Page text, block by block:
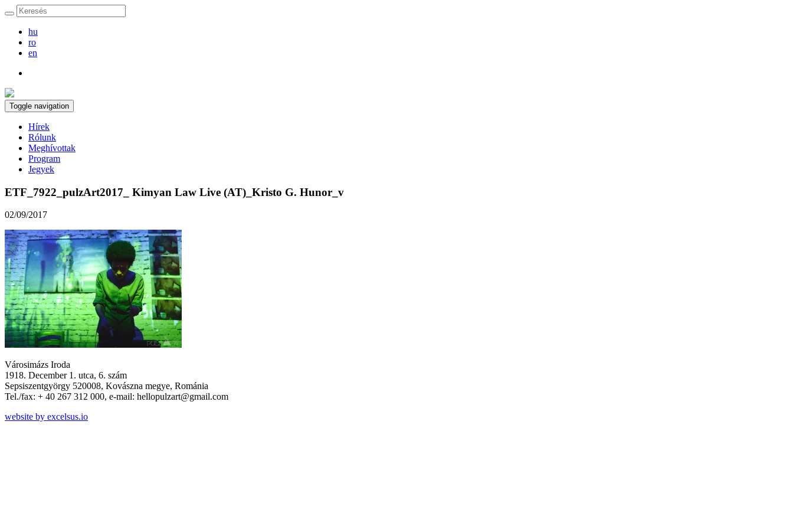
hu
ro
en
Toggle navigation
Hírek
Rólunk
Meghívottak
Program
Jegyek
ETF_7922_pulzArt2017_ Kimyan Law Live (AT)_Kristo G. Hunor_v
02/09/2017
Városimázs Iroda
1918. December 1. utca, 6. szám
Sepsiszentgyörgy 520008, Kovászna megye, Románia
Tel./fax: + 40 267 312 000, e-mail: hellopulzart@gmail.com
website by excelsus.io